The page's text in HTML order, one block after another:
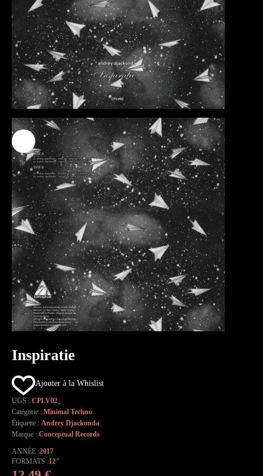
Inspiratie
Ajouter à la Whislist
UGS : CPLV02_
Catégorie : Minimal Techno
Étiquette : Andrey Djackonda
Marque : Conceptual Records
ANNÉE 2017
FORMATS 12"